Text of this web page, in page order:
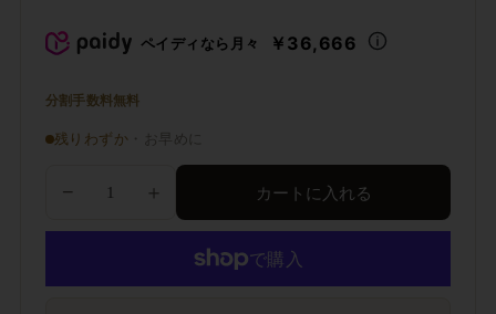
ペイディなら月々 ￥36,666
分割手数料無料
残りわずか ・お早めに
− ＋ カートに入れる